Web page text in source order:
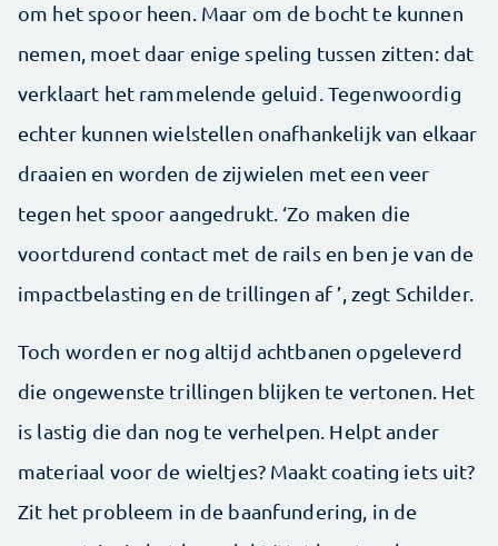
om het spoor heen. Maar om de bocht te kunnen
nemen, moet daar enige speling tussen zitten: dat
verklaart het rammelende geluid. Tegenwoordig
echter kunnen wielstellen onafhankelijk van elkaar
draaien en worden de zijwielen met een veer
tegen het spoor aangedrukt. ‘Zo maken die
voortdurend contact met de rails en ben je van de
impactbelasting en de trillingen af ’, zegt Schilder.
Toch worden er nog altijd achtbanen opgeleverd
die ongewenste trillingen blijken te vertonen. Het
is lastig die dan nog te verhelpen. Helpt ander
materiaal voor de wieltjes? Maakt coating iets uit?
Zit het probleem in de baanfundering, in de